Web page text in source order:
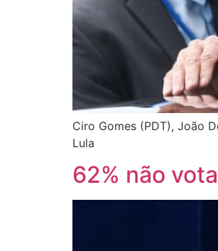
Ciro Gomes (PDT), João
Lula
62% não